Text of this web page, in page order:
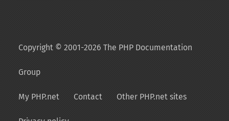
Copyright © 2001-2026 The PHP Documentation
Group
My PHP.net Contact Other PHP.net sites